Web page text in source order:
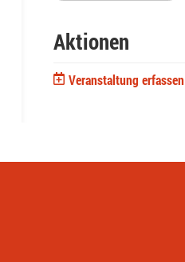
Aktionen
Veranstaltung erfassen